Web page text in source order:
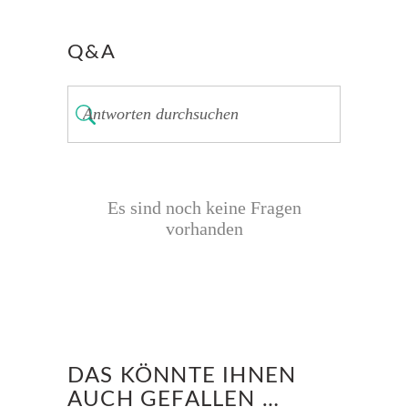
Q&A
Es sind noch keine Fragen
vorhanden
DAS KÖNNTE IHNEN
AUCH GEFALLEN …